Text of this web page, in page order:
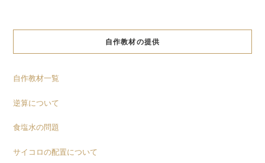
自作教材の提供
自作教材一覧
逆算について
食塩水の問題
サイコロの配置について